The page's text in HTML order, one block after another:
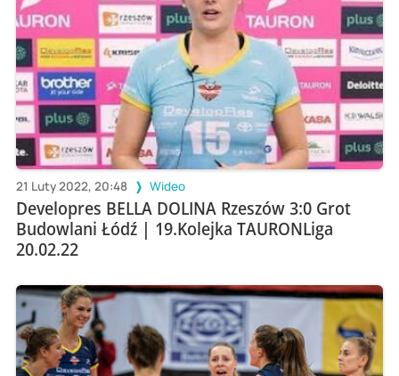
21 Luty 2022, 20:48 Wideo
Developres BELLA DOLINA Rzeszów 3:0 Grot
Budowlani Łódź | 19.Kolejka TAURONLiga
20.02.22